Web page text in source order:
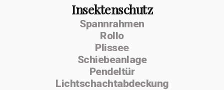
Insektenschutz
Spannrahmen
Rollo
Plissee
Schiebeanlage
Pendeltür
Lichtschachtabdeckung